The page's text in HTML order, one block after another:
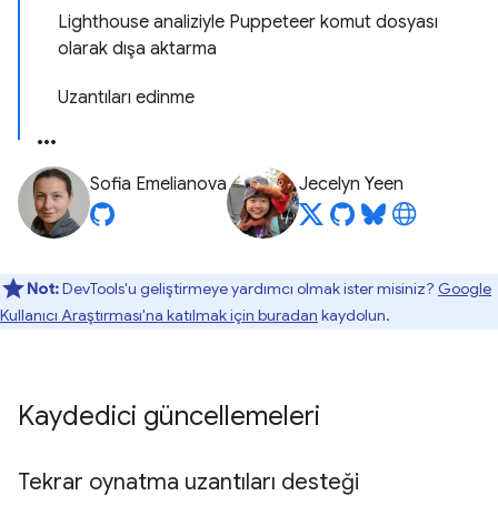
Lighthouse analiziyle Puppeteer komut dosyası
olarak dışa aktarma
Uzantıları edinme
Sofia Emelianova Jecelyn Yeen
Not:DevTools'u geliştirmeye yardımcı olmak ister misiniz? Google
Kullanıcı Araştırması'na katılmak için buradan kaydolun.
Kaydedici güncellemeleri
Tekrar oynatma uzantıları desteği